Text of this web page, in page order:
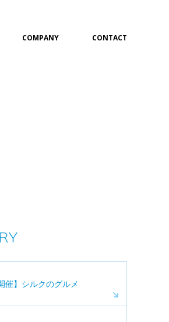
COMPANY CONTACT
催】シルクのグルメ